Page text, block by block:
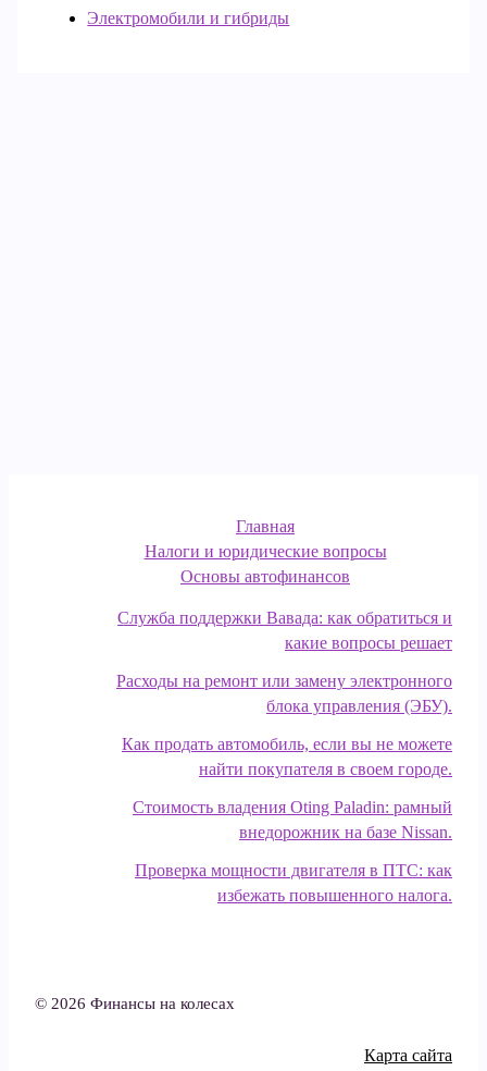
Электромобили и гибриды
Главная
Налоги и юридические вопросы
Основы автофинансов
Служба поддержки Вавада: как обратиться и
какие вопросы решает
Расходы на ремонт или замену электронного
блока управления (ЭБУ).
Как продать автомобиль, если вы не можете
найти покупателя в своем городе.
Стоимость владения Oting Paladin: рамный
внедорожник на базе Nissan.
Проверка мощности двигателя в ПТС: как
избежать повышенного налога.
© 2026 Финансы на колесах
Карта сайта